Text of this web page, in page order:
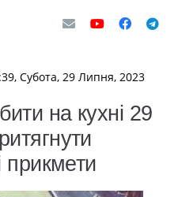
Субота, 29 Липня, 2023
на кухні 29
прикмети